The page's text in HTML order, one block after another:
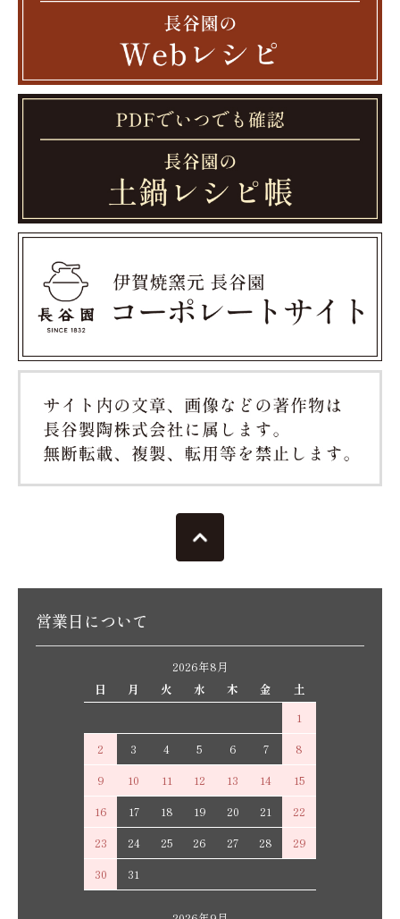
営業日について
2026年8月
日
月 火 水 木 金
土
1
2
3 4 5 6 7
8
9
10 11 12 13 14
15
16
17 18 19 20 21
22
23
24 25 26 27 28
29
30
31